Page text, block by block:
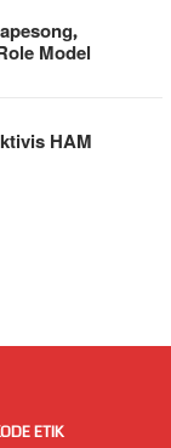
Model
HAM
ETIK